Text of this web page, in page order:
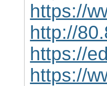
https://
http://
https://
https://